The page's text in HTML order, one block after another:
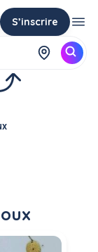
S’inscrire